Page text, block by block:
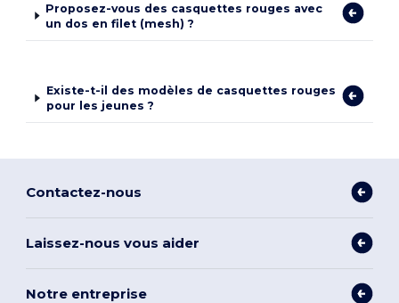
Proposez-vous des casquettes rouges avec
un dos en filet (mesh) ?
Existe-t-il des modèles de casquettes rouges
pour les jeunes ?
Contactez-nous
Laissez-nous vous aider
Notre entreprise